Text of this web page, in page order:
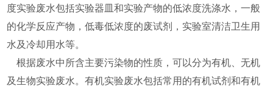
度实验废水包括实验器皿和实验产物的低浓度洗涤水，一般
的化学反应产物，低毒低浓度的废试剂，实验室清洁卫生用
水及冷却用水等。
根据废水中所含主要污染物的性质，可以分为有机、无机
及生物实验废水。有机实验废水包括常用的有机试剂和有机